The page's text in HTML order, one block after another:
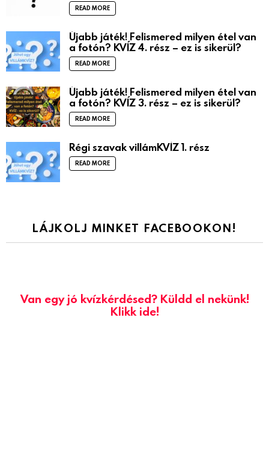
READ MORE
Újabb játék! Felismered milyen étel van
a fotón? KVÍZ 4. rész – ez is sikerül?
READ MORE
Újabb játék! Felismered milyen étel van
a fotón? KVÍZ 3. rész – ez is sikerül?
READ MORE
Régi szavak villámKVÍZ 1. rész
READ MORE
LÁJKOLJ MINKET FACEBOOKON!
Van egy jó kvízkérdésed? Küldd el nekünk!
Klikk ide!